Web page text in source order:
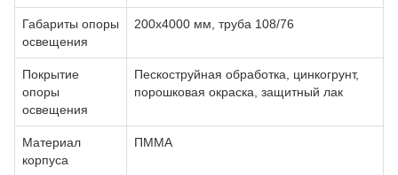
Габариты опоры
освещения
200х4000 мм, труба 108/76
Покрытие
опоры
освещения
Пескоструйная обработка, цинкогрунт,
порошковая окраска, защитный лак
Материал
корпуса
ПММА